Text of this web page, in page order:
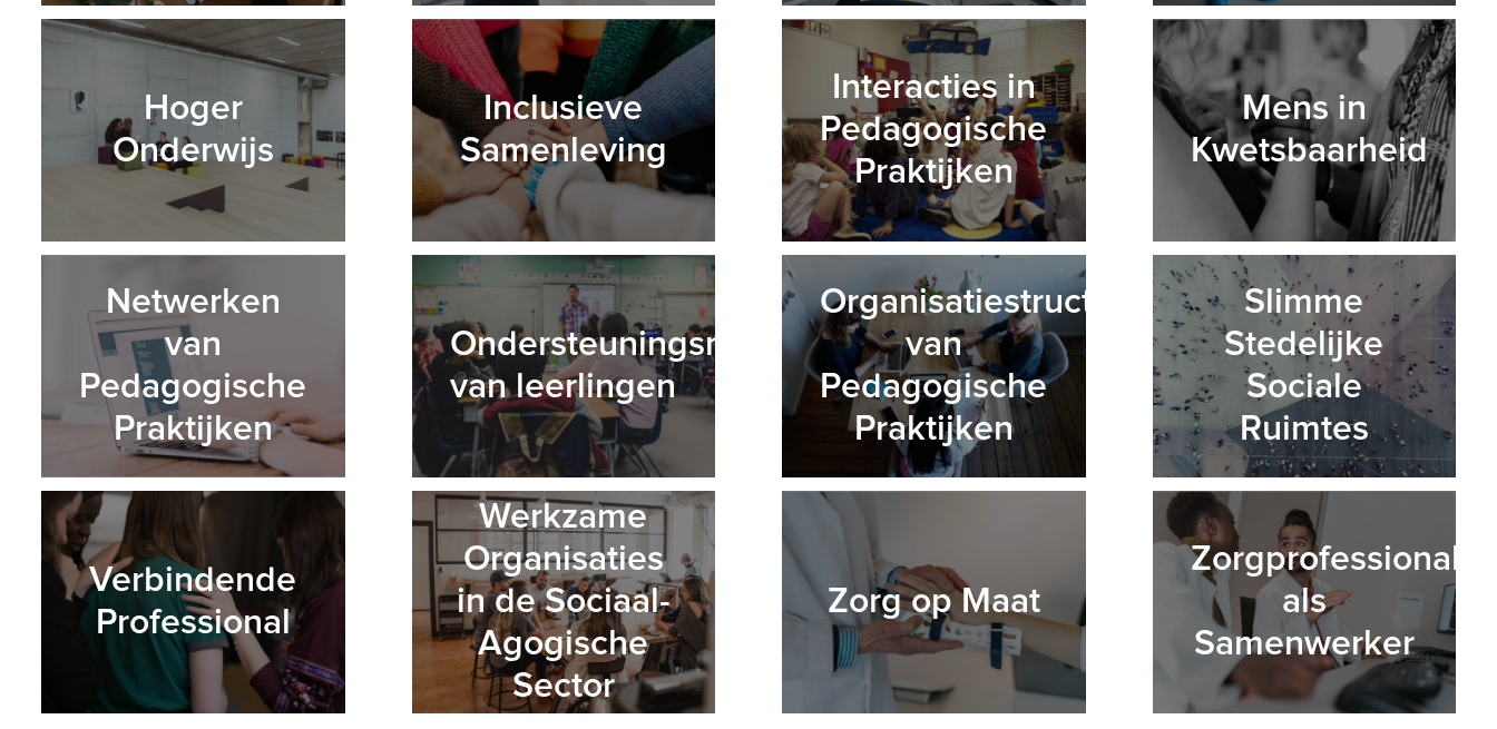
Hoger
Onderwijs
Inclusieve
Samenleving
Interacties in
Pedagogische
Praktijken
Mens in
Kwetsbaarheid
Netwerken
van
Pedagogische
Praktijken
Ondersteuningsnoden
van leerlingen
Organisatiestructuren
van
Pedagogische
Praktijken
Slimme
Stedelijke
Sociale
Ruimtes
Verbindende
Professional
Werkzame
Organisaties
in de Sociaal-
Agogische
Sector
Zorg op Maat
Zorgprofessional
als
Samenwerker